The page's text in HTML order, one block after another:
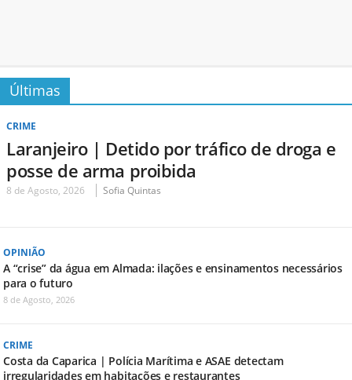
Últimas
CRIME
Laranjeiro | Detido por tráfico de droga e
posse de arma proibida
8 de Agosto, 2026 Sofia Quintas
OPINIÃO
A “crise” da água em Almada: ilações e ensinamentos necessários
para o futuro
8 de Agosto, 2026
CRIME
Costa da Caparica | Polícia Marítima e ASAE detectam
irregularidades em habitações e restaurantes